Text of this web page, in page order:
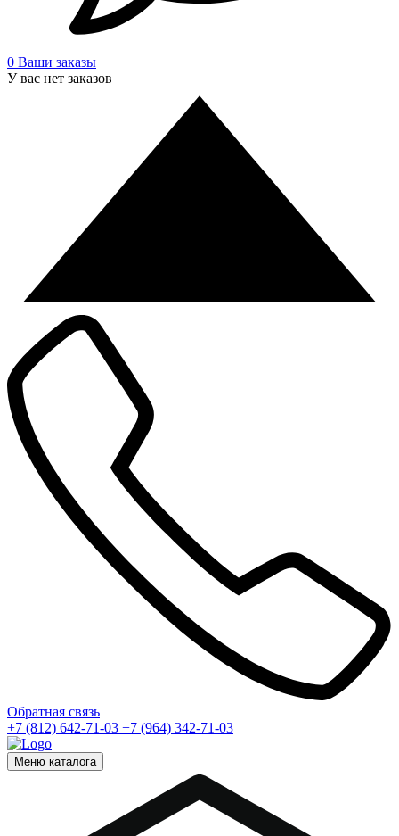
0 Ваши заказы
У вас нет заказов
Обратная связь
+7 (812) 642-71-03 +7 (964) 342-71-03
Меню каталога